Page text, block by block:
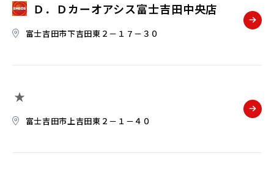
Ｄ．Ｄカーオアシス富士吉田中央店
富士吉田市下吉田東２－１７－３０
富士吉田市上吉田東２－１－４０